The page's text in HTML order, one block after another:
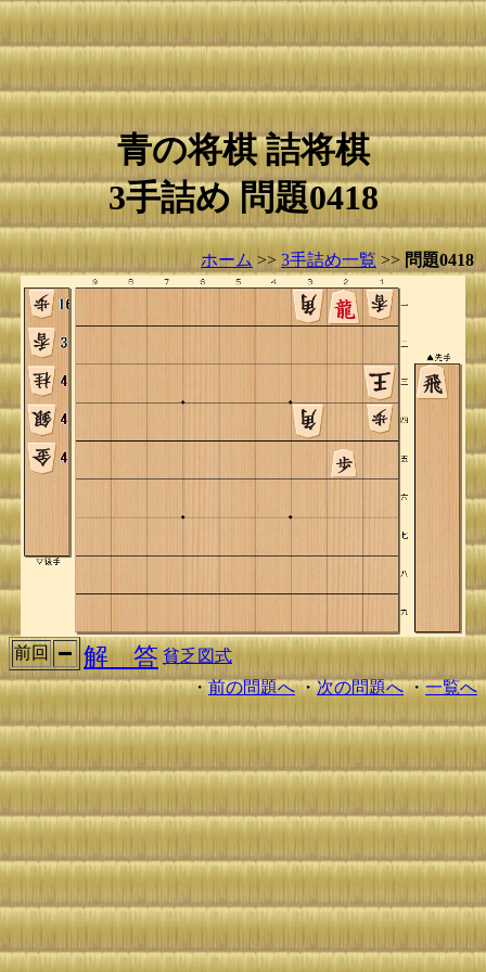
青の将棋 詰将棋
3手詰め 問題0418
ホーム >> 3手詰め一覧 >> 問題0418
前回 解 答 貧乏図式
・前の問題へ・次の問題へ・一覧へ